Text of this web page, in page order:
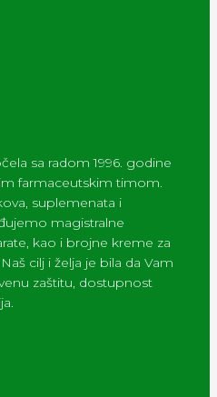
sa radom 1996. godine
farmaceutskim timom.
suplemenata i
magistralne
kao i brojne kreme za
cilj i želja je bila da Vam
zaštitu, dostupnost